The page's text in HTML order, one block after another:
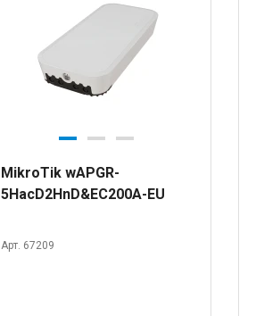
MikroTik wAPGR-
5HacD2HnD&EC200A-EU
Арт. 67209